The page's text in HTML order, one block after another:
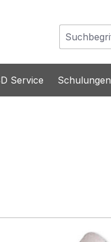
Service Schulungen